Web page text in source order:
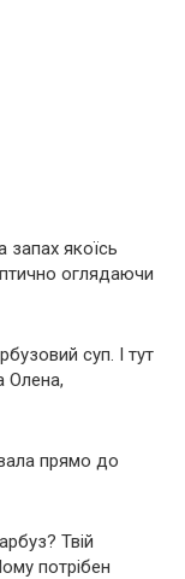
якоїсь
оглядаючи
суп. І тут
Олена,
прямо до
Твій
потрібен